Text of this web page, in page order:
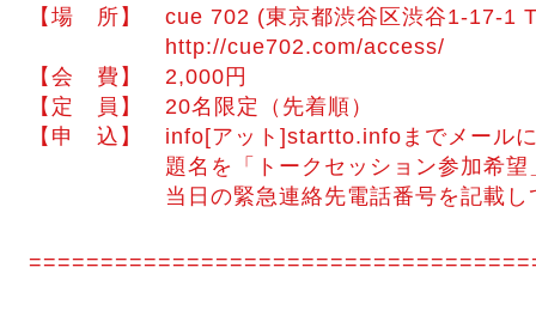
【場 所】 cue 702 (東京都渋谷区渋谷1-17-1
http://cue702.com/access/
【会 費】 2,000円
【定 員】 20名限定（先着順）
【申 込】 info[アット]startto.infoまでメール
題名を「トークセッション参加希望」
当日の緊急連絡先電話番号を記載して